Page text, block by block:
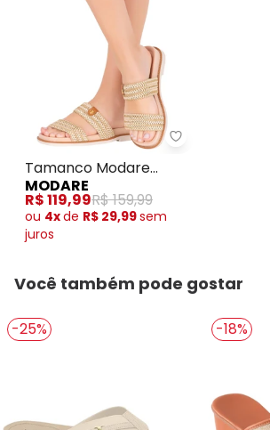
Tamanco
Tamanco Modare
(Creme) em Sintético
MODARE
R$ 119,99R$ 159,99
ou 4xde R$ 29,99sem
juros
Você também pode gostar
-25% -18%